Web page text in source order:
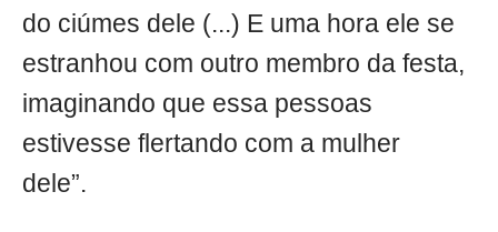
do ciúmes dele (...) E uma hora ele se
estranhou com outro membro da festa,
imaginando que essa pessoas
estivesse flertando com a mulher
dele”.